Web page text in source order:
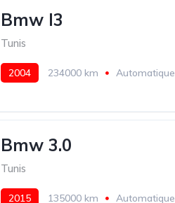
Bmw I3
Tunis
2004 234000 km Automatique
Bmw 3.0
Tunis
2015 135000 km Automatique